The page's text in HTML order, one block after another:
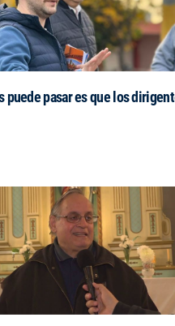
puede pasar es que los